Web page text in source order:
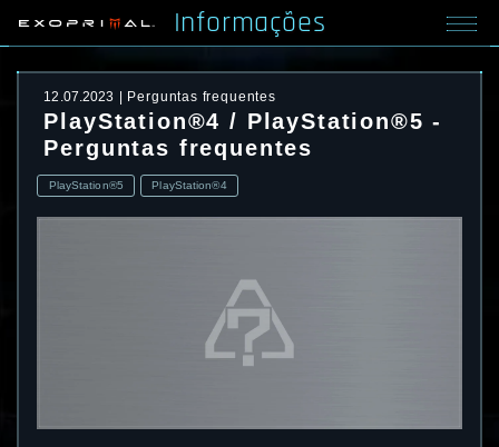
Informações
12.07.2023 Perguntas frequentes
PlayStation®4 / PlayStation®5 -
Perguntas frequentes
PlayStation®5 PlayStation®4